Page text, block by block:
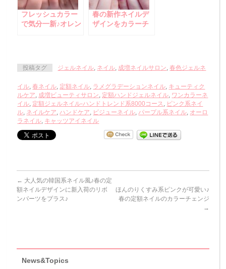
フレッシュカラー
で気分一新♪オレン
春の新作ネイルデ
ザインをカラーチ
投稿タグ ジェルネイル ネイル 成増ネイルサロン ,春色ジェルネ
イル ,春ネイル 定額ネイル ラメグラデーションネイル キューティク
ルケア 成増ビューティサロン 定額ハンドジェルネイル ワンカラーネ
イル 定額ジェルネイル-ハンドトレンド系8000コース
ピンク系ネイ
ル ネイルケア ハンドケア ビジューネイル パープル系ネイル オーロ
ラネイル キャッツアイネイル
← 大人気の韓国系ネイル風♪春の定
額ネイルデザインに新入荷のリボ
ンパーツをプラス♪
ほんのりくすみ系ピンクが可愛い♪
春の定額ネイルのカラーチェンジ
→
News&Topics